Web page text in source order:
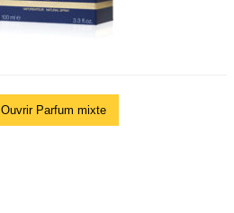
Ouvrir Parfum mixte